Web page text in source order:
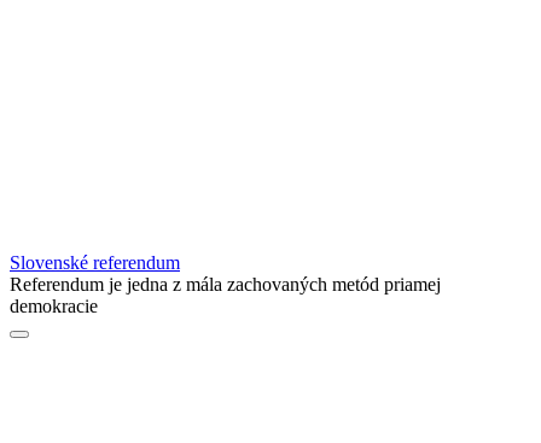
Slovenské referendum
Referendum je jedna z mála zachovaných metód priamej
demokracie